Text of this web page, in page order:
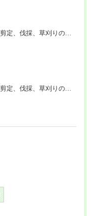
和歌山市、岩出市で剪定、伐採、草刈りの作業を頼むなら はなまる造園
四日市市、三重郡で剪定、伐採、草刈りの作業を頼むなら はなまる造園